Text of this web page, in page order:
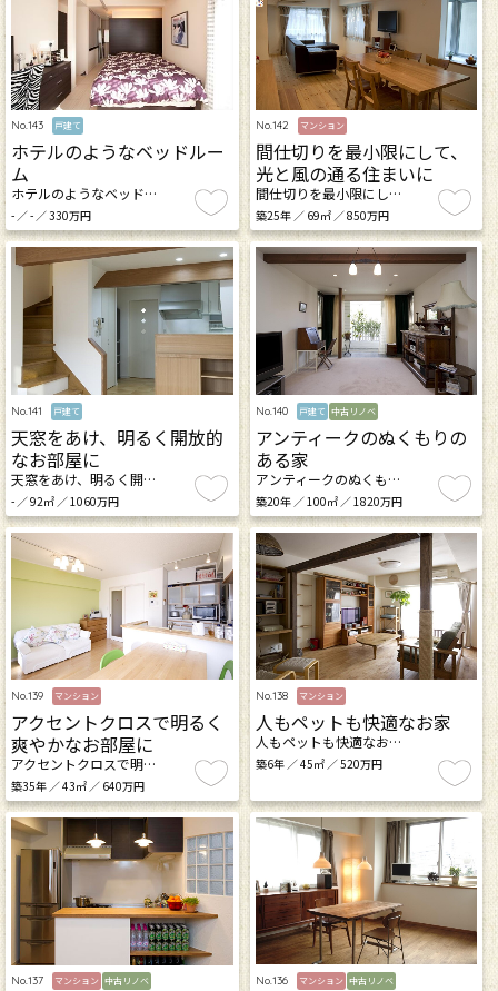
No.143 戸建て
ホテルのようなベッドルー
ム
ホテルのようなベッド…
- ／ - ／ 330万円
No.142 マンション
間仕切りを最小限にして、
光と風の通る住まいに
間仕切りを最小限にし…
築25年 ／ 69㎡ ／ 850万円
No.141 戸建て
天窓をあけ、明るく開放的
なお部屋に
天窓をあけ、明るく開…
- ／ 92㎡ ／ 1060万円
No.140 戸建て 中古リノベ
アンティークのぬくもりの
ある家
アンティークのぬくも…
築20年 ／ 100㎡ ／ 1820万円
No.139 マンション
アクセントクロスで明るく
爽やかなお部屋に
アクセントクロスで明…
築35年 ／ 43㎡ ／ 640万円
No.138 マンション
人もペットも快適なお家
人もペットも快適なお…
築6年 ／ 45㎡ ／ 520万円
No.137 マンション 中古リノベ No.136 マンション 中古リノベ